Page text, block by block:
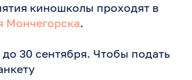
киношколы проходят в
Мончегорска.
30 сентября. Чтобы подать